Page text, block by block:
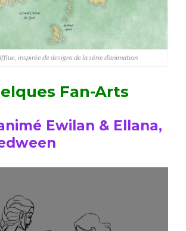
inspirée de designs de la série d’animation
Fan-Arts
Ewilan & Ellana,